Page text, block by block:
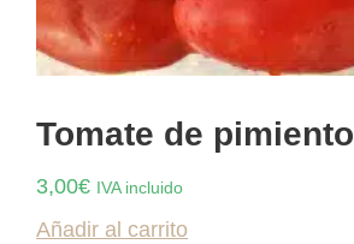
Tomate de pimiento
3,00€ IVA incluido
Añadir al carrito